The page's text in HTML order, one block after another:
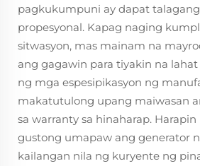
pagkukumpuni ay dapat
propesyonal. Kapag naging
sitwasyon, mas mainam na
ang gagawin para tiyakin na lahat
ng mga espesipikasyon ng
makatutulong upang maiwasan
sa warranty sa hinaharap.
gustong umapaw ang generator
kailangan nila ng kuryente ng